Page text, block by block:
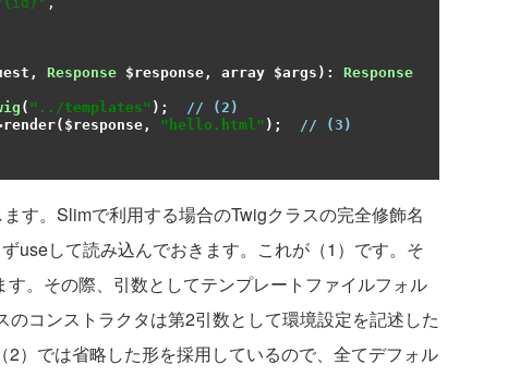
, Response $response , array $args ):
Response
( "../templates" );
// (2)
render( $response , "hello.html" );
// (3)
す。Slimで利用する場合のTwigクラスの完全修飾名
useして読み込んでおきます。これが（1）です。そ
。その際、引数としてテンプレートファイルフォル
のコンストラクタは第2引数として環境設定を記述した
）では省略した形を採用しているので、全てデフォル